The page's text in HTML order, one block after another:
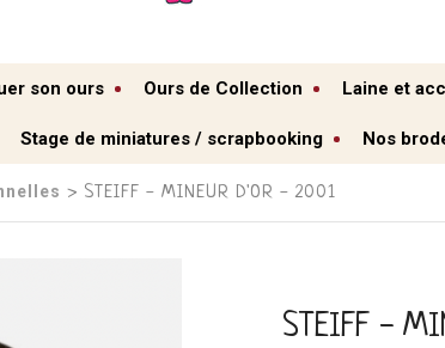
son ours Ours de Collection Laine et
Stage de miniatures / scrapbooking Nos
› STEIFF - MINEUR D'OR - 2001
STEIFF -